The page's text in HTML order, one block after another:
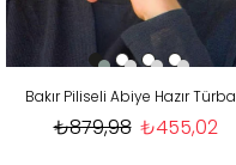
Bakır Piliseli Abiye Hazır
₺455,02
₺879,98